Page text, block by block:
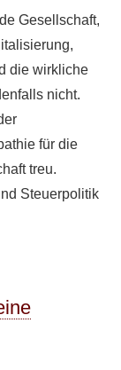
Gesellschaft,
die wirkliche
nicht.
für die
treu.
Steuerpolitik